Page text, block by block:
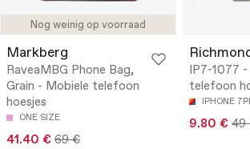
Nog weinig op voorraad
Markberg
RaveaMBG Phone Bag,
Grain - Mobiele telefoon
hoesjes
ONE SIZE
41.40 € 69 €
IP7-1077
telefoon
IPHONE
9.80 € 49